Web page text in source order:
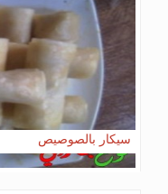
سيكار بالصوصيص